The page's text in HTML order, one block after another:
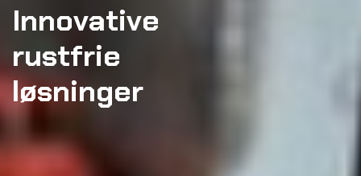
Innovative
rustfrie
løsninger